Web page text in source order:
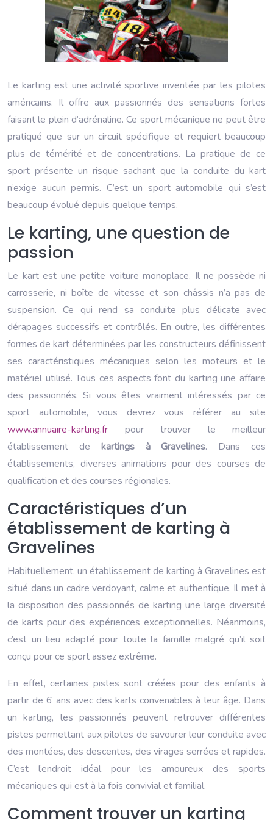
Le karting est une activité sportive inventée par les pilotes
américains. Il offre aux passionnés des sensations fortes
faisant le plein d’adrénaline. Ce sport mécanique ne peut être
pratiqué que sur un circuit spécifique et requiert beaucoup
plus de témérité et de concentrations. La pratique de ce
sport présente un risque sachant que la conduite du kart
n’exige aucun permis. C’est un sport automobile qui s’est
beaucoup évolué depuis quelque temps.
Le karting, une question de
passion
Le kart est une petite voiture monoplace. Il ne possède ni
carrosserie, ni boîte de vitesse et son châssis n’a pas de
suspension. Ce qui rend sa conduite plus délicate avec
dérapages successifs et contrôlés. En outre, les différentes
formes de kart déterminées par les constructeurs définissent
ses caractéristiques mécaniques selon les moteurs et le
matériel utilisé. Tous ces aspects font du karting une affaire
des passionnés. Si vous êtes vraiment intéressés par ce
sport automobile, vous devrez vous référer au site
www.annuaire-karting.fr pour trouver le meilleur
établissement de kartings à Gravelines. Dans ces
établissements, diverses animations pour des courses de
qualification et des courses régionales.
Caractéristiques d’un
établissement de karting à
Gravelines
Habituellement, un établissement de karting à Gravelines est
situé dans un cadre verdoyant, calme et authentique. Il met à
la disposition des passionnés de karting une large diversité
de karts pour des expériences exceptionnelles. Néanmoins,
c’est un lieu adapté pour toute la famille malgré qu’il soit
conçu pour ce sport assez extrême.
En effet, certaines pistes sont créées pour des enfants à
partir de 6 ans avec des karts convenables à leur âge. Dans
un karting, les passionnés peuvent retrouver différentes
pistes permettant aux pilotes de savourer leur conduite avec
des montées, des descentes, des virages serrées et rapides.
C’est l’endroit idéal pour les amoureux des sports
mécaniques qui est à la fois convivial et familial.
Comment trouver un karting